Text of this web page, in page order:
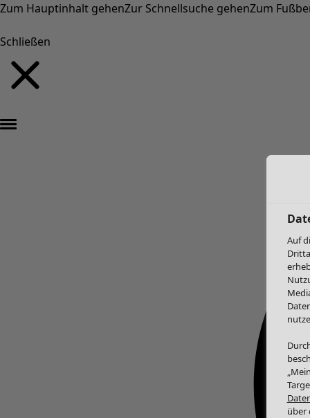
Zum Hauptinhalt gehenZur Schnellsuche gehenZum
Schließen
Auf
über